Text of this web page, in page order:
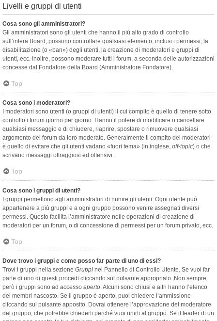
Livelli e gruppi di utenti
Cosa sono gli amministratori?
Gli amministratori sono gli utenti che hanno il più alto grado di controllo
sull’intera Board; possono controllare qualsiasi elemento, inclusi i permessi, la
disabilitazione (o «ban») degli utenti, la creazione di moderatori e gruppi di
utenti, ecc. Inoltre, possono moderare tutti i forum, a seconda delle autorizzazioni
concesse dal Fondatore della Board (Amministratore Fondatore).
Top
Cosa sono i moderatori?
I moderatori sono utenti (o gruppi di utenti) il cui compito è quello di tenere sotto
controllo i forum giorno per giorno. Hanno il potere di modificare o cancellare
qualsiasi messaggio e di chiudere, riaprire, spostare o rimuovere qualsiasi
argomento del forum da loro moderato. Generalmente il compito dei moderatori
è quello di evitare che gli utenti vadano «fuori tema» (in inglese, off-topic) o che
scrivano messaggi oltraggiosi ed offensivi.
Top
Cosa sono i gruppi di utenti?
I gruppi permettono agli amministratori di riunire gli utenti. Ogni utente può
appartenere a più gruppi e a ogni gruppo possono venire assegnati diversi
permessi. Questo facilita l’amministratore nelle operazioni di creazione di
moderatori per un forum, o di concessione di permessi per un forum privato, ecc.
Top
Dove trovo i gruppi e come posso far parte di uno di essi?
Trovi i gruppi nella sezione Gruppi nel Pannello di Controllo Utente. Se vuoi far
parte di uno di questi procedi cliccando sul pulsante appropriato. Non sempre
però i gruppi sono ad accesso aperto. Alcuni sono chiusi e altri hanno l’elenco
dei membri nascosto. Se il gruppo è aperto, puoi chiedere l’ammissione
cliccando sul pulsante apposito. Dovrai ottenere l’approvazione del moderatore
del gruppo, che potrebbe chiederti perché vuoi unirti al gruppo. Se il leader di un